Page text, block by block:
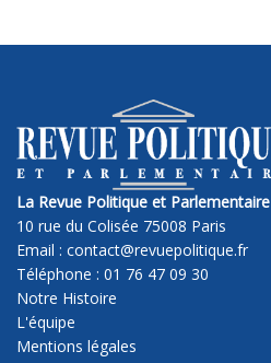
La Revue Politique et Parlementaire
10 rue du Colisée 75008 Paris
Email : contact@revuepolitique.fr
Téléphone : 01 76 47 09 30
Notre Histoire
L'équipe
Mentions légales